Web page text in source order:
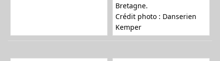
Bretagne.
Crédit photo : Danserien
Kemper